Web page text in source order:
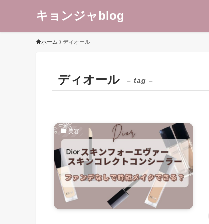
キョンジャblog
ホーム ディオール
ディオール – tag –
美容